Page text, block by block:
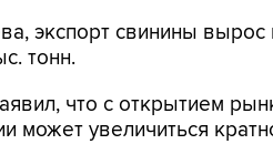
экспорт свинины вырос
тонн.
что с открытием
может увеличиться